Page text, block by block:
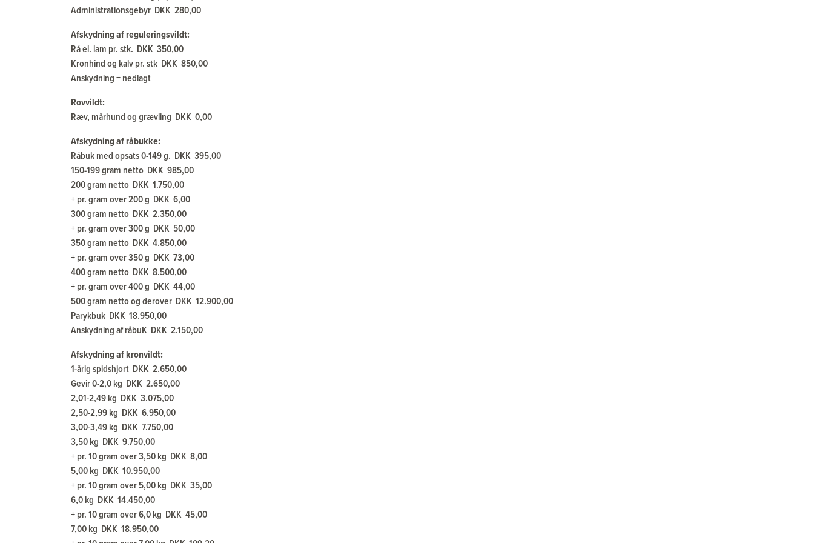
Administrationsgebyr DKK 280,00
Afskydning af reguleringsvildt:
Rå el. lam pr. stk. DKK 350,00
Kronhind og kalv pr. stk DKK 850,00
Anskydning = nedlagt
Rovvildt:
Ræv, mårhund og grævling DKK 0,00
Afskydning af råbukke:
Råbuk med opsats 0-149 g. DKK 395,00
150-199 gram netto DKK 985,00
200 gram netto DKK 1.750,00
+ pr. gram over 200 g DKK 6,00
300 gram netto DKK 2.350,00
+ pr. gram over 300 g DKK 50,00
350 gram netto DKK 4.850,00
+ pr. gram over 350 g DKK 73,00
400 gram netto DKK 8.500,00
+ pr. gram over 400 g DKK 44,00
500 gram netto og derover DKK 12.900,00
Parykbuk DKK 18.950,00
Anskydning af råbuK DKK 2.150,00
Afskydning af kronvildt:
1-årig spidshjort DKK 2.650,00
Gevir 0-2,0 kg DKK 2.650,00
2,01-2,49 kg DKK 3.075,00
2,50-2,99 kg DKK 6.950,00
3,00-3,49 kg DKK 7.750,00
3,50 kg DKK 9.750,00
+ pr. 10 gram over 3,50 kg DKK 8,00
5,00 kg DKK 10.950,00
+ pr. 10 gram over 5,00 kg DKK 35,00
6,0 kg DKK 14.450,00
+ pr. 10 gram over 6,0 kg DKK 45,00
7,00 kg DKK 18.950,00